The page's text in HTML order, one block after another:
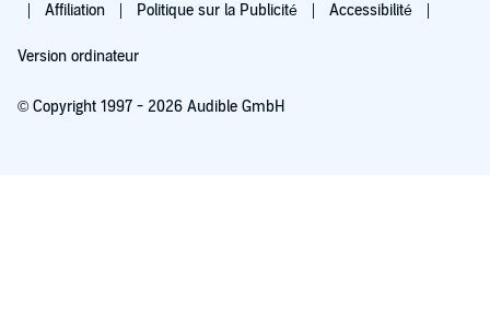
Affiliation Politique sur la Publicité Accessibilité
Version ordinateur
© Copyright 1997 - 2026 Audible GmbH